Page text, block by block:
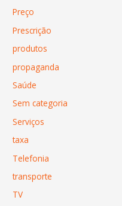
Preço
Prescrição
produtos
propaganda
Saúde
Sem categoria
Serviços
taxa
Telefonia
transporte
TV